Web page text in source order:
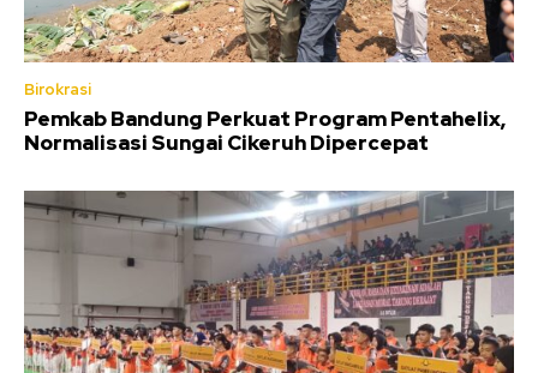
Birokrasi
Pemkab Bandung Perkuat Program Pentahelix,
Normalisasi Sungai Cikeruh Dipercepat